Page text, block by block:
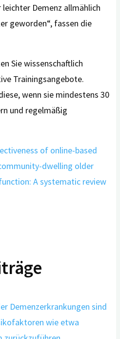
Demenz allmählich
geworden“, fassen die
Sie wissenschaftlich
Trainingsangebote.
wenn sie mindestens 30
und regelmäßig
of online-based
dwelling older
A systematic review